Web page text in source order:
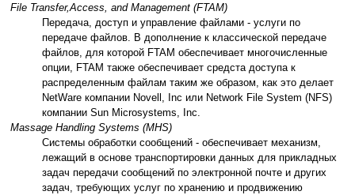
File Transfer,Access, and Management (FTAM)
Передача, доступ и управление файлами - услуги по
передаче файлов. В дополнение к классической передаче
файлов, для которой FTAM обеспечивает многочисленные
опции, FTAM также обеспечивает средста доступа к
распределенным файлам таким же образом, как это делает
NetWare компании Novell, Inc или Network File System (NFS)
компании Sun Microsystems, Inc.
Massage Handling Systems (MHS)
Системы обработки сообщений - обеспечивает механизм,
лежащий в основе транспортировки данных для прикладных
задач передачи сообщений по электронной почте и других
задач, требующих услуг по хранению и продвижению